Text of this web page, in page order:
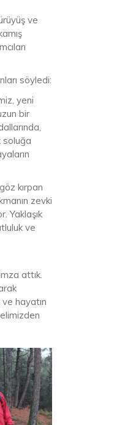
ve
söyledi:
yeni
bir
soluğa
kırpan
zevki
Yaklaşık
ve
attık.
hayatın